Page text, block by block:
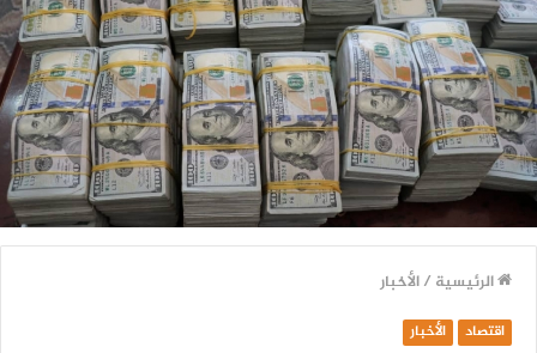
الرئيسية /الأخبار
اقتصاد الأخبار